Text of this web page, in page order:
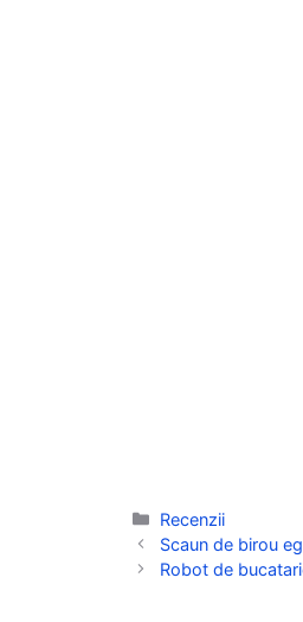
Categorii
Recenzii
Scaun de birou
Robot de